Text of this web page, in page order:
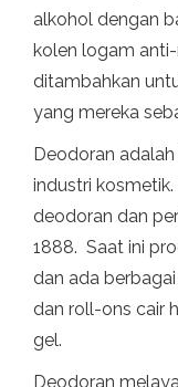
alkohol dengan
kolen logam
ditambahkan
yang mereka
Deodoran
industri
deodoran dan
1888. Saat ini
dan ada
dan roll-ons cair
gel.
Deodoran